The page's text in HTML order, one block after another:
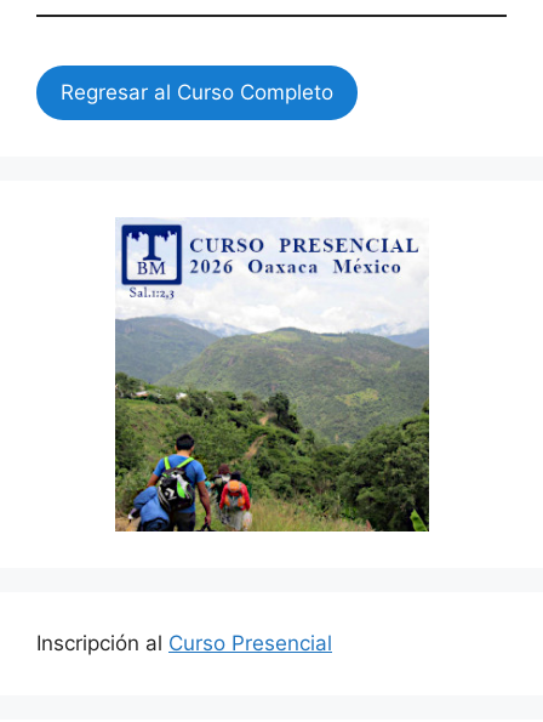
Regresar al Curso Completo
Inscripción al Curso Presencial